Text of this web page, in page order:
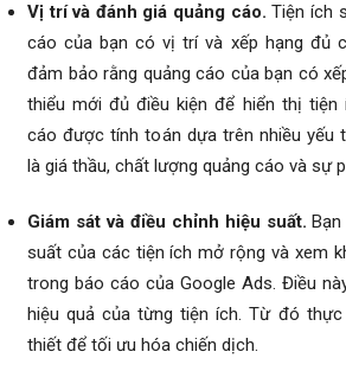
Vị trí và đánh giá quảng cáo.Tiện ích
cáo của bạn có vị trí và xếp hạng đủ
đảm bảo rằng quảng cáo của bạn có
thiểu mới đủ điều kiện để hiển thị tiện
cáo được tính toán dựa trên nhiều yếu
là giá thầu, chất lượng quảng cáo và sự
Giám sát và điều chỉnh hiệu suất.
suất của các tiện ích mở rộng và xem
trong báo cáo của Google Ads. Điều
hiệu quả của từng tiện ích. Từ đó
thiết để tối ưu hóa chiến dịch.